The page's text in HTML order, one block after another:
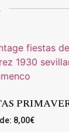
8,00€